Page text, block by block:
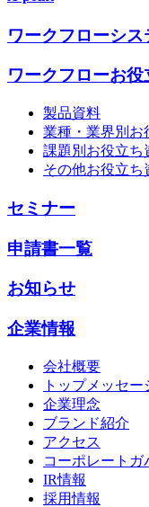
ワークフローシス
ワークフローお役
製品資料
業種・業界別お
課題別お役立ち
その他お役立ち
セミナー
申請書一覧
お知らせ
企業情報
会社概要
トップメッセー
企業理念
ブランド紹介
アクセス
コーポレートガ
IR情報
採用情報